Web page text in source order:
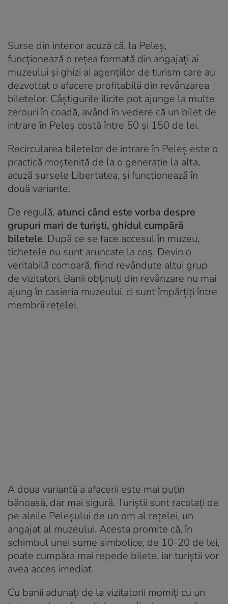
Surse din interior acuză că, la Peleș,
funcționează o rețea formată din angajați ai
muzeului și ghizi ai agențiilor de turism care au
dezvoltat o afacere profitabilă din revânzarea
biletelor. Câștigurile ilicite pot ajunge la multe
zerouri în coadă, având în vedere că un bilet de
intrare în Peleș costă între 50 și 150 de lei.
Recircularea biletelor de intrare în Peleș este o
practică moștenită de la o generație la alta,
acuză sursele Libertatea, și funcționează în
două variante.
De regulă, atunci când este vorba despre
grupuri mari de turiști, ghidul cumpără
biletele. După ce se face accesul în muzeu,
tichetele nu sunt aruncate la coș. Devin o
veritabilă comoară, fiind revândute altui grup
de vizitatori. Banii obținuți din revânzare nu mai
ajung în casieria muzeului, ci sunt împărțiți între
membrii rețelei.
A doua variantă a afacerii este mai puțin
bănoasă, dar mai sigură. Turiștii sunt racolați de
pe aleile Peleșului de un om al rețelei, un
angajat al muzeului. Acesta promite că, în
schimbul unei sume simbolice, de 10-20 de lei,
poate cumpăra mai repede bilete, iar turiștii vor
avea acces imediat.
Cu banii adunați de la vizitatorii momiți cu un